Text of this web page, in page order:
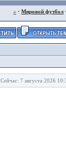
« · Мировой футбол
Сейчас: 7 августа 2026